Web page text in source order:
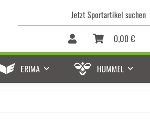
0,00 €
ERIMA HUMMEL